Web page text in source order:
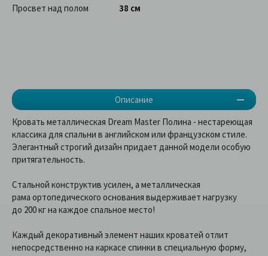
Описание
Просвет над полом 38 см
Кровать металлическая Dream Master Полина - нестареющая
классика для спальни в английском или французском стиле.
Элегантный строгий дизайн придает данной модели особую
притягательность.
Стальной конструктив усилен, а металлическая
рама ортопедического основания выдерживает нагрузку
до 200 кг на каждое спальное место!
Каждый декоративный элемент наших кроватей отлит
непосредственно на каркасе спинки в специальную форму,